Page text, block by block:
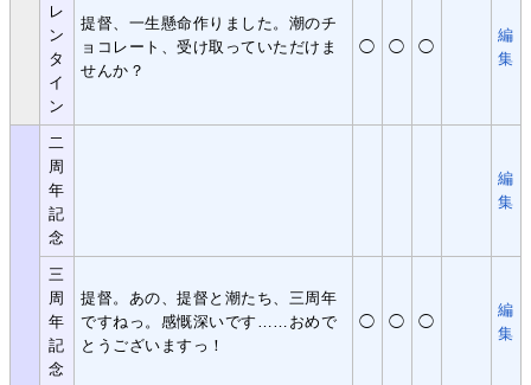
レ
ン
タ
イ
ン
提督、一生懸命作りました。潮のチ
ョコレート、受け取っていただけま
せんか？
◯ ◯ ◯
編
集
二
周
年
記
念
編
集
三
周
年
記
念
提督。あの、提督と潮たち、三周年
ですねっ。感慨深いです……おめで
とうございますっ！
◯ ◯ ◯
編
集